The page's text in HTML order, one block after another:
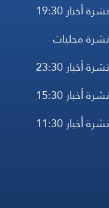
نشرة أخبار 19:30
نشرة محليات
نشرة أخبار 23:30
نشرة أخبار 15:30
نشرة أخبار 11:30